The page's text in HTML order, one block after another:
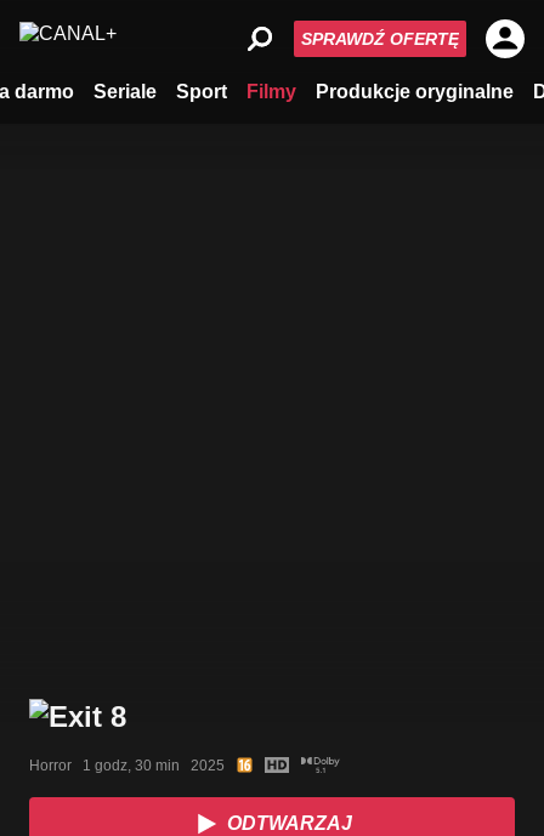
darmo Seriale Sport Filmy Produkcje oryginalne
SPRAWDŹ OFERTĘ
Horror   1 godz, 30 min   2025
ODTWARZAJ